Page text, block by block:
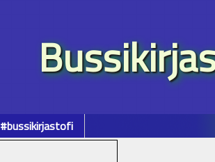
#bussikirjastofi